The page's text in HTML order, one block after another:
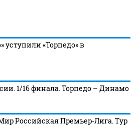
«Торпедо» в
1/16 финала. Торпедо – Динамо
Российская Премьер-Лига. Тур